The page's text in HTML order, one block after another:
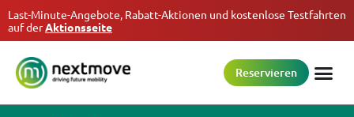
Last-Minute-Angebote, Rabatt-Aktionen und kostenlose Testfahrten
auf derAktionsseite
Reservieren